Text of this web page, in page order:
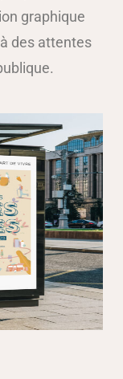
graphique
des attentes